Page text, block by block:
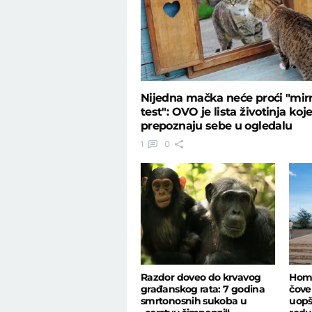
Nijedna mačka neće proći
test": OVO je lista životinja
prepoznaju sebe u ogledalu
1 0
Razdor doveo do krvavog
građanskog rata: 7 godina
smrtonosnih sukoba u